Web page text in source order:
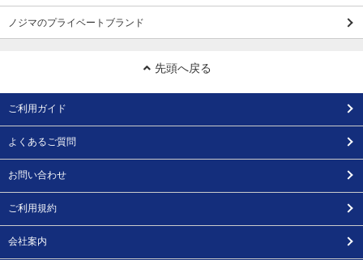
ノジマのプライベートブランド
先頭へ戻る
ご利用ガイド
よくあるご質問
お問い合わせ
ご利用規約
会社案内